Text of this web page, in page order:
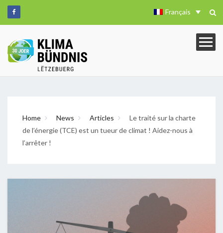
Français
Home News Articles
Le traité sur la charte
de l’énergie (TCE) est un tueur de climat ! Aidez-nous à
l’arrêter !